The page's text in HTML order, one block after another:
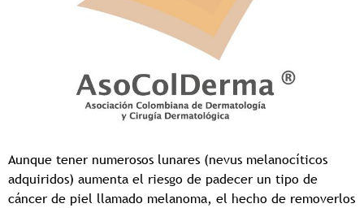
Aunque tener numerosos lunares (nevus melanocíticos
adquiridos) aumenta el riesgo de padecer un tipo de
cáncer de piel llamado melanoma, el hecho de removerlos